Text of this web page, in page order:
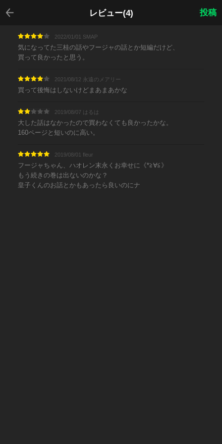
レビュー(4)
戻る
投稿
2022/01/01 SMAP
気になってた三桂の話やフージャの話とか短編だけど、
買って良かったと思う。
2021/08/12 永遠のメアリー
買って後悔はしないけどまあまあかな
2019/08/07 はるは
大した話はなかったので買わなくても良かったかな。
160ページと短いのに高い。
2019/08/01 fleur
フージャちゃん、ハオレン末永くお幸せに《*≧∀≦》
もう続きの巻は出ないのかな？
皇子くんのお話とかもあったら良いのにナ